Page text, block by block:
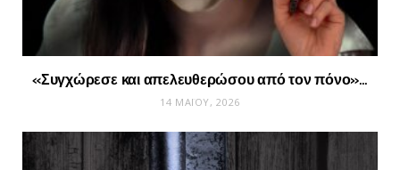
«Συγχώρεσε και απελευθερώσου από τον πόνο»…
14 ΜΑΪ́ΟΥ, 2026